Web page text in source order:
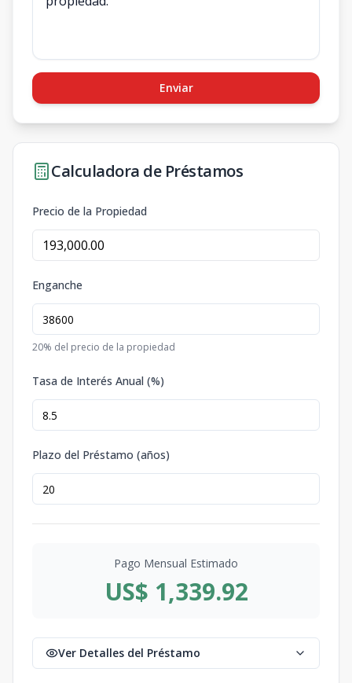
Enviar
Calculadora de Préstamos
Precio de la Propiedad
Enganche
20% del precio de la propiedad
Tasa de Interés Anual (%)
Plazo del Préstamo (años)
Pago Mensual Estimado
US$ 1,339.92
Ver Detalles del Préstamo